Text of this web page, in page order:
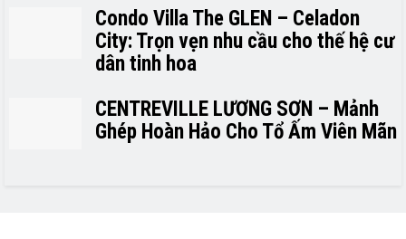
Condo Villa The GLEN – Celadon
City: Trọn vẹn nhu cầu cho thế hệ cư
dân tinh hoa
CENTREVILLE LƯƠNG SƠN – Mảnh
Ghép Hoàn Hảo Cho Tổ Ấm Viên Mãn